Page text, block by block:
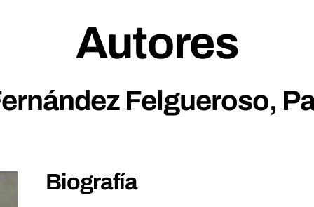
Autores
Felgueroso,
Biografía